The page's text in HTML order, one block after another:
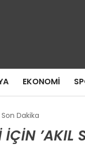
EKONOMI
Dakika
IÇIN